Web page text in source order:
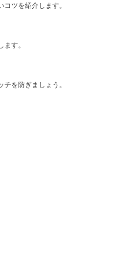
ツを紹介します。
す。
を防ぎましょう。